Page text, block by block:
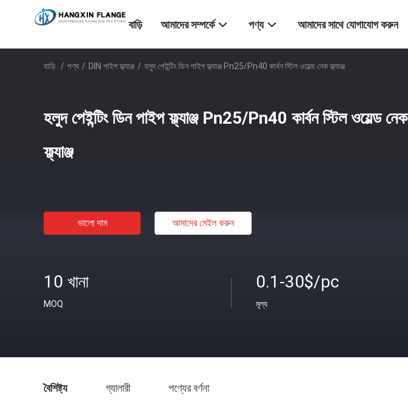
বাড়ি আমাদের সম্পর্কে পণ্য আমাদের সাথে যোগাযোগ করুন
বাড়ি / পণ্য / DIN পাইপ ফ্ল্যাঞ্জ / হলুদ পেইন্টিং ডিন পাইপ ফ্ল্যাঞ্জ Pn25/Pn40 কার্বন স্টিল ওয়েল্ড নেক ফ্ল্যাঞ্জ
হলুদ পেইন্টিং ডিন পাইপ ফ্ল্যাঞ্জ Pn25/Pn40 কার্বন স্টিল ওয়েল্ড নেক
ফ্ল্যাঞ্জ
ভালো দাম আমাদের মেইল ​​করুন
10 খানা
MOQ
0.1-30$/pc
মূল্য
বৈশিষ্ট্য গ্যালারী পণ্যের বর্ণনা